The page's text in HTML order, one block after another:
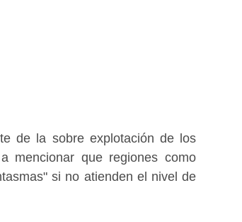
de la sobre explotación de los
mencionar que regiones como
si no atienden el nivel de